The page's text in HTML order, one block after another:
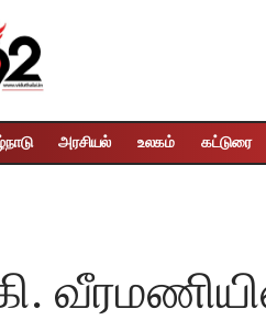
அரசியல் உலகம் கட்டுரை